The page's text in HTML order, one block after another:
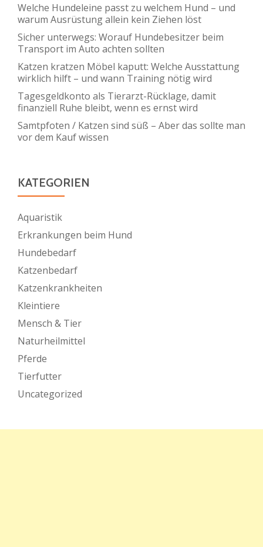
Welche Hundeleine passt zu welchem Hund – und
warum Ausrüstung allein kein Ziehen löst
Sicher unterwegs: Worauf Hundebesitzer beim
Transport im Auto achten sollten
Katzen kratzen Möbel kaputt: Welche Ausstattung
wirklich hilft – und wann Training nötig wird
Tagesgeldkonto als Tierarzt-Rücklage, damit
finanziell Ruhe bleibt, wenn es ernst wird
Samtpfoten / Katzen sind süß – Aber das sollte man
vor dem Kauf wissen
KATEGORIEN
Aquaristik
Erkrankungen beim Hund
Hundebedarf
Katzenbedarf
Katzenkrankheiten
Kleintiere
Mensch & Tier
Naturheilmittel
Pferde
Tierfutter
Uncategorized